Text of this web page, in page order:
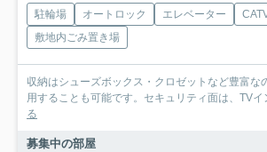
駐輪場 オートロック エレベーター
敷地内ごみ置き場
収納はシューズボックス・クロゼットなど豊富な
用することも可能です。セキュリティ面は、TVイ
る
募集中の部屋